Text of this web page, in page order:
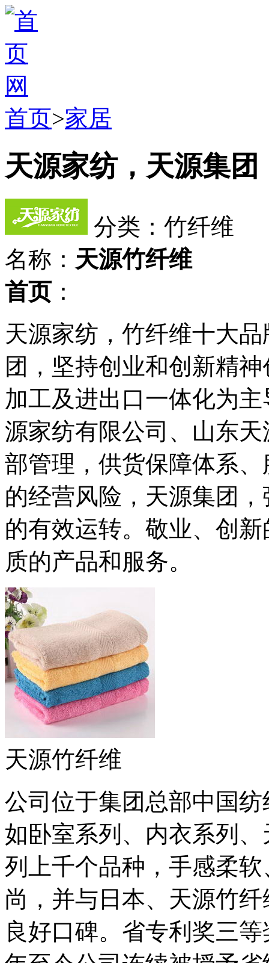
首页>家居
天源家纺，天源集团
分类：竹纤维
名称： 天源竹纤维
首页 ：
天源家纺，竹纤维十大
团，坚持创业和创新精
加工及进出口一体化为
源家纺有限公司、山东
部管理，供货保障体系
的经营风险，天源集团
的有效运转。敬业、创
质的产品和服务。
天源竹纤维
公司位于集团总部中国
如卧室系列、内衣系列
列上千个品种，手感柔
尚，并与日本、天源竹
良好口碑。省专利奖三